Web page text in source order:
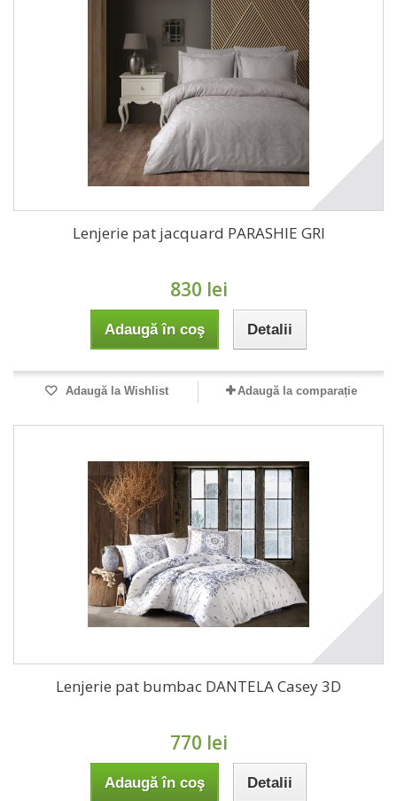
Lenjerie pat jacquard PARASHIE GRI
830 lei
Adaugă în coş Detalii
Adaugă la Wishlist Adaugă la comparație
Lenjerie pat bumbac DANTELA Casey 3D
770 lei
Adaugă în coş Detalii